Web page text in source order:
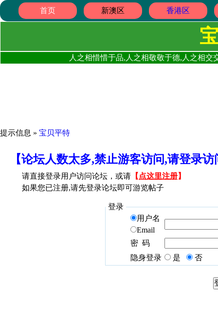
首页 新澳区 香港区
人之相惜惜于品,人之相敬敬于德,人之相
提示信息 » 宝贝平特
【论坛人数太多,禁止游客访问,请登录
请直接登录用户访问论坛，或请 【 点这里注册】
如果您已注册,请先登录论坛即可游览帖子
登录
用户名
Email
密 码
隐身登录
是 否